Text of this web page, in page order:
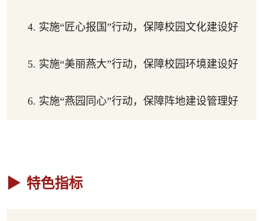
4. 实施“匠心报国”行动，保障校园文化建设好
5. 实施“美丽燕大”行动，保障校园环境建设好
6. 实施“燕园同心”行动，保障阵地建设管理好
特色指标